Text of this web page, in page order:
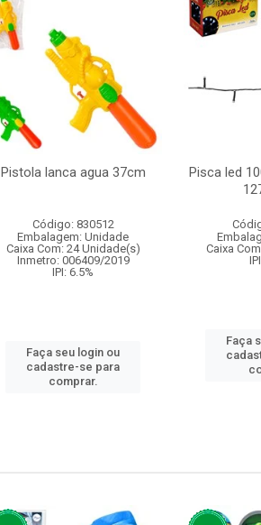
Pistola lanca agua 37cm
Código: 830512
Embalagem: Unidade
Caixa Com: 24 Unidade(s)
Inmetro: 006409/2019
IPI: 6.5%
Faça seu login ou
cadastre-se para
comprar.
Pisca led
Caixa
Faça